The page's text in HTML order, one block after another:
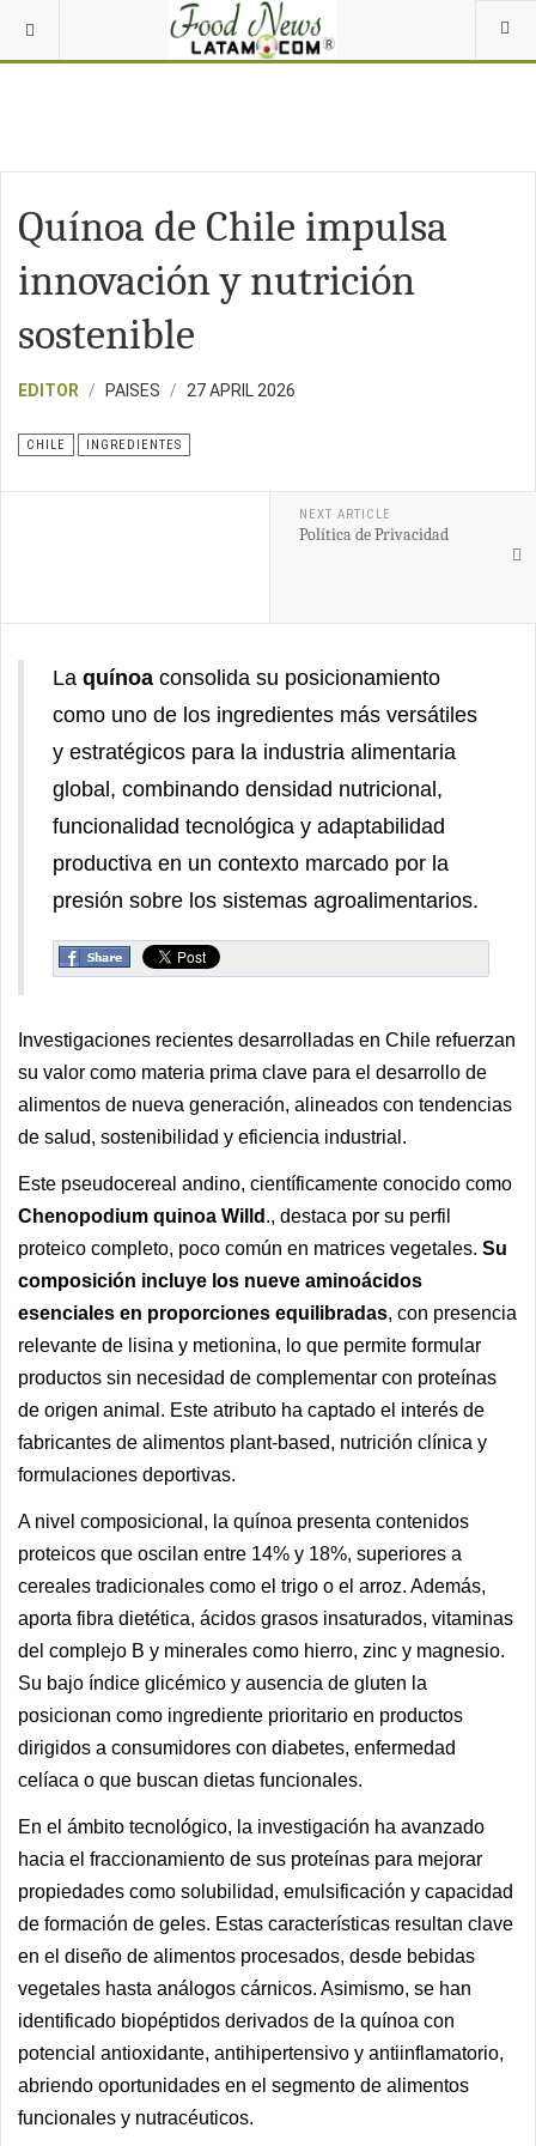
Quínoa de Chile impulsa
innovación y nutrición
sostenible
EDITOR PAISES 27 APRIL 2026
CHILE INGREDIENTES
NEXT ARTICLE
Política de Privacidad
La quínoa consolida su posicionamiento
como uno de los ingredientes más versátiles
y estratégicos para la industria alimentaria
global, combinando densidad nutricional,
funcionalidad tecnológica y adaptabilidad
productiva en un contexto marcado por la
presión sobre los sistemas agroalimentarios.
Investigaciones recientes desarrolladas en Chile refuerzan
su valor como materia prima clave para el desarrollo de
alimentos de nueva generación, alineados con tendencias
de salud, sostenibilidad y eficiencia industrial.
Este pseudocereal andino, científicamente conocido como
Chenopodium quinoa Willd ., destaca por su perfil
proteico completo, poco común en matrices vegetales. Su
composición incluye los nueve aminoácidos
esenciales en proporciones equilibradas, con presencia
relevante de lisina y metionina, lo que permite formular
productos sin necesidad de complementar con proteínas
de origen animal. Este atributo ha captado el interés de
fabricantes de alimentos plant-based, nutrición clínica y
formulaciones deportivas.
A nivel composicional, la quínoa presenta contenidos
proteicos que oscilan entre 14% y 18%, superiores a
cereales tradicionales como el trigo o el arroz. Además,
aporta fibra dietética, ácidos grasos insaturados, vitaminas
del complejo B y minerales como hierro, zinc y magnesio.
Su bajo índice glicémico y ausencia de gluten la
posicionan como ingrediente prioritario en productos
dirigidos a consumidores con diabetes, enfermedad
celíaca o que buscan dietas funcionales.
En el ámbito tecnológico, la investigación ha avanzado
hacia el fraccionamiento de sus proteínas para mejorar
propiedades como solubilidad, emulsificación y capacidad
de formación de geles. Estas características resultan clave
en el diseño de alimentos procesados, desde bebidas
vegetales hasta análogos cárnicos. Asimismo, se han
identificado biopéptidos derivados de la quínoa con
potencial antioxidante, antihipertensivo y antiinflamatorio,
abriendo oportunidades en el segmento de alimentos
funcionales y nutracéuticos.